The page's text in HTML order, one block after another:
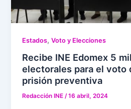
Estados,Voto y Elecciones
Recibe INE Edomex 5
electorales para el voto
prisión preventiva
Redacción INE/16 abril, 2024